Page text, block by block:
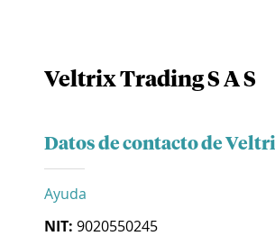
Veltrix Trading S A S
Datos de contacto de
Ayuda
NIT: 9020550245